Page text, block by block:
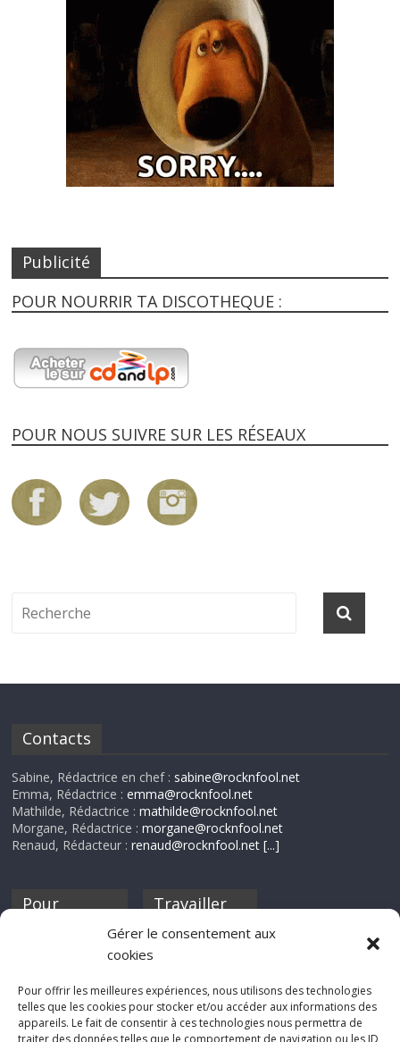
Gérer le consentement aux
cookies
Pour offrir les meilleures expériences, nous utilisons des technologies
telles que les cookies pour stocker et/ou accéder aux informations des
appareils. Le fait de consentir à ces technologies nous permettra de
traiter des données telles que le comportement de navigation ou les ID
Publicité
POUR NOURRIR TA DISCOTHEQUE :
POUR NOUS SUIVRE SUR LES RÉSEAUX
Contacts
Sabine, Rédactrice en chef : sabine@rocknfool.net
Emma, Rédactrice :emma@rocknfool.net
Mathilde, Rédactrice :mathilde@rocknfool.net
Morgane, Rédactrice :morgane@rocknfool.net
Renaud, Rédacteur :renaud@rocknfool.net [...]
Pour
discothèque
Travailler
Si tu souhaites
Rocknfool, n'hésite
pas à nous envoyer
tes chroniques de